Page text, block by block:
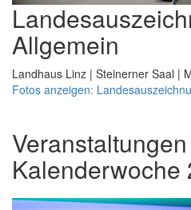
Allgemein
Landhaus Linz | Steinerner Saal |
Fotos anzeigen:
Kalenderwoche